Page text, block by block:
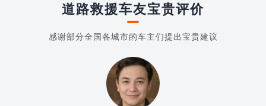
道路救援车友宝贵评价
感谢部分全国各城市的车主们提出宝贵建议